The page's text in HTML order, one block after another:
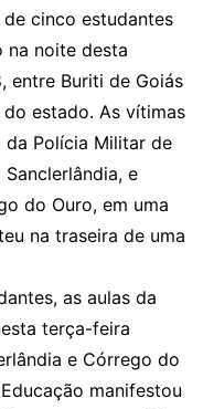
cinco estudantes
na noite desta
entre Buriti de Goiás
estado. As vítimas
da Polícia Militar de
e
do Ouro, em uma
na traseira de uma
as aulas da
terça-feira
e Córrego do
manifestou